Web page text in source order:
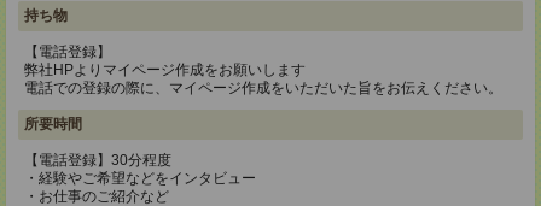
持ち物
【電話登録】
弊社HPよりマイページ作成をお願いします
電話での登録の際に、マイページ作成をいただいた旨をお伝えください。
所要時間
【電話登録】30分程度
・経験やご希望などをインタビュー
・お仕事のご紹介など